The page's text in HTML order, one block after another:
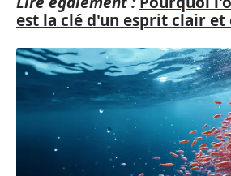
est la clé d'un esprit clair et